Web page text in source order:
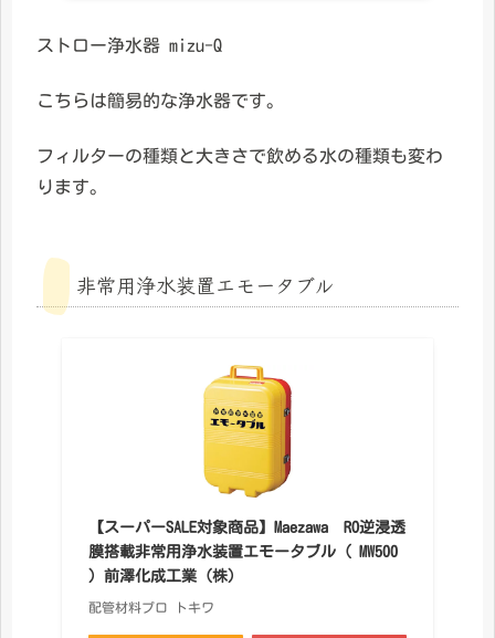
ストロー浄水器 mizu-Q
こちらは簡易的な浄水器です。
フィルターの種類と大きさで飲める水の種類も変わ
ります。
非常用浄水装置エモータブル
【スーパーSALE対象商品】Maezawa RO逆浸透
膜搭載非常用浄水装置エモータブル ( MW500
) 前澤化成工業（株）
配管材料プロ トキワ